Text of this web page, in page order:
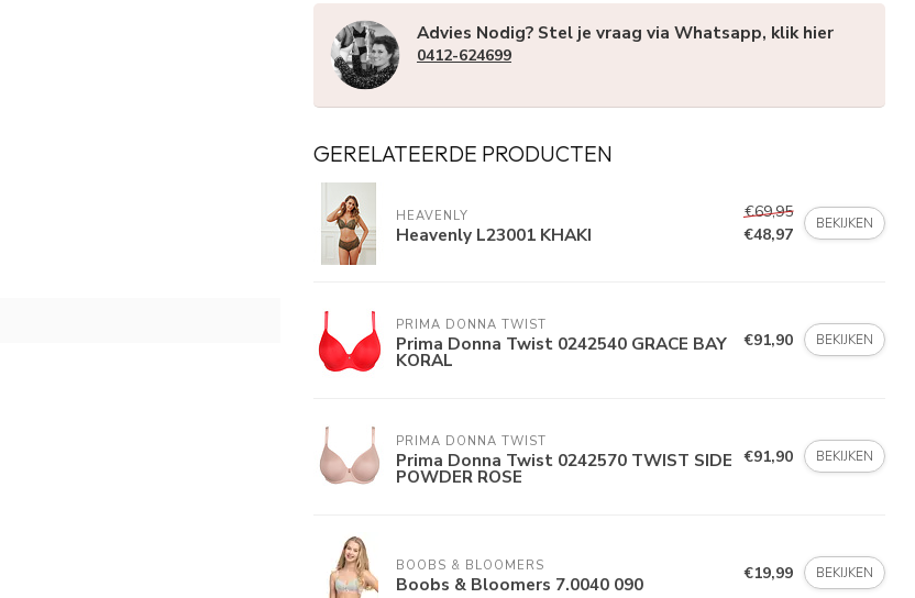
Advies Nodig? Stel je vraag via Whatsapp, klik hier
0412-624699
GERELATEERDE PRODUCTEN
HEAVENLY
Heavenly L23001 KHAKI
€69,95
€48,97
BEKIJKEN
PRIMA DONNA TWIST
Prima Donna Twist 0242540 GRACE BAY
KORAL
€91,90 BEKIJKEN
PRIMA DONNA TWIST
Prima Donna Twist 0242570 TWIST SIDE
POWDER ROSE
€91,90 BEKIJKEN
BOOBS & BLOOMERS
Boobs & Bloomers 7.0040 090 €19,99 BEKIJKEN